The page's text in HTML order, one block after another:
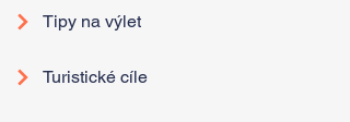
Tipy na výlet
Turistické cíle